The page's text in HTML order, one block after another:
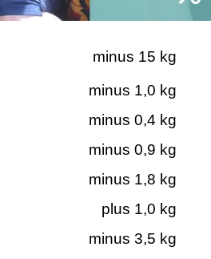
minus 15 kg
minus 1,0 kg
minus 0,4 kg
minus 0,9 kg
minus 1,8 kg
plus 1,0 kg
minus 3,5 kg